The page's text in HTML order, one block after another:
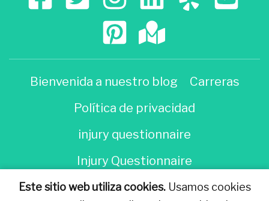
Bienvenida a nuestro blog
Carreras
Política de privacidad
injury questionnaire
Injury Questionnaire
Este sitio web utiliza cookies.Usamos cookies